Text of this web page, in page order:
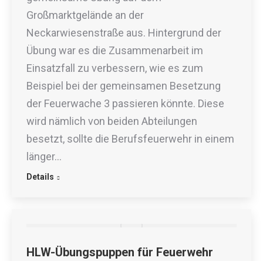
Großmarktgelände an der
Neckarwiesenstraße aus. Hintergrund der
Übung war es die Zusammenarbeit im
Einsatzfall zu verbessern, wie es zum
Beispiel bei der gemeinsamen Besetzung
der Feuerwache 3 passieren könnte. Diese
wird nämlich von beiden Abteilungen
besetzt, sollte die Berufsfeuerwehr in einem
länger…
Details
HLW-Übungspuppen für Feuerwehr